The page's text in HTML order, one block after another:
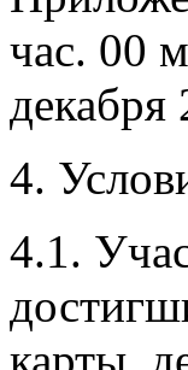
час. 00
4.
4.1.
карты,